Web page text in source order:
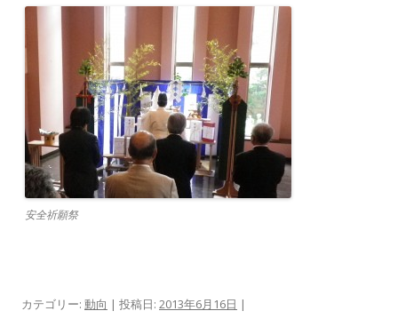
安全祈願祭
カテゴリー: 動向 | 投稿日: 2013年6月16日 |